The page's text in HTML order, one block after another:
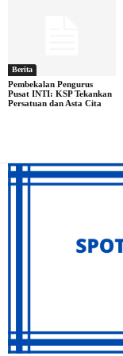
Berita
Pembekalan Pengurus
Pusat INTI: KSP Tekankan
Persatuan dan Asta Cita